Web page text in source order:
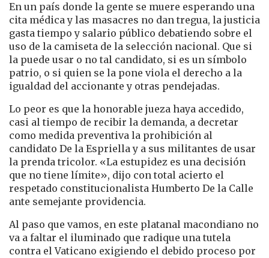
En un país donde la gente se muere esperando una
cita médica y las masacres no dan tregua, la justicia
gasta tiempo y salario público debatiendo sobre el
uso de la camiseta de la selección nacional. Que si
la puede usar o no tal candidato, si es un símbolo
patrio, o si quien se la pone viola el derecho a la
igualdad del accionante y otras pendejadas.
Lo peor es que la honorable jueza haya accedido,
casi al tiempo de recibir la demanda, a decretar
como medida preventiva la prohibición al
candidato De la Espriella y a sus militantes de usar
la prenda tricolor. «La estupidez es una decisión
que no tiene límite», dijo con total acierto el
respetado constitucionalista Humberto De la Calle
ante semejante providencia.
Al paso que vamos, en este platanal macondiano no
va a faltar el iluminado que radique una tutela
contra el Vaticano exigiendo el debido proceso por